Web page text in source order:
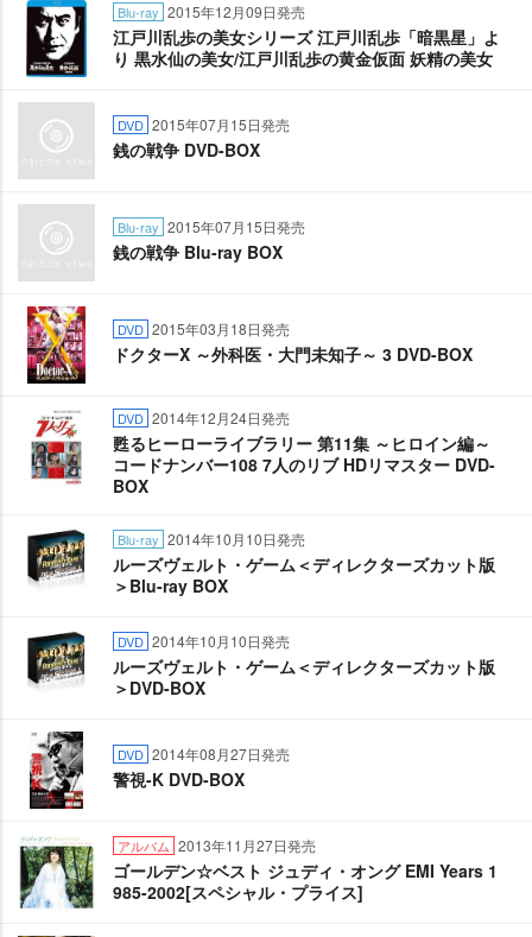
Blu-ray 2015年12月09日発売
江戸川乱歩の美女シリーズ 江戸川乱歩「暗黒星」よ
り 黒水仙の美女/江戸川乱歩の黄金仮面 妖精の美女
DVD 2015年07月15日発売
銭の戦争 DVD-BOX
Blu-ray 2015年07月15日発売
銭の戦争 Blu-ray BOX
DVD 2015年03月18日発売
ドクターX ～外科医・大門未知子～ 3 DVD-BOX
DVD 2014年12月24日発売
甦るヒーローライブラリー 第11集 ～ヒロイン編～
コードナンバー108 7人のリブ HDリマスター DVD-
BOX
Blu-ray 2014年10月10日発売
ルーズヴェルト・ゲーム＜ディレクターズカット版
＞Blu-ray BOX
DVD 2014年10月10日発売
ルーズヴェルト・ゲーム＜ディレクターズカット版
＞DVD-BOX
DVD 2014年08月27日発売
警視-K DVD-BOX
アルバム 2013年11月27日発売
ゴールデン☆ベスト ジュディ・オング EMI Years 1
985-2002[スペシャル・プライス]